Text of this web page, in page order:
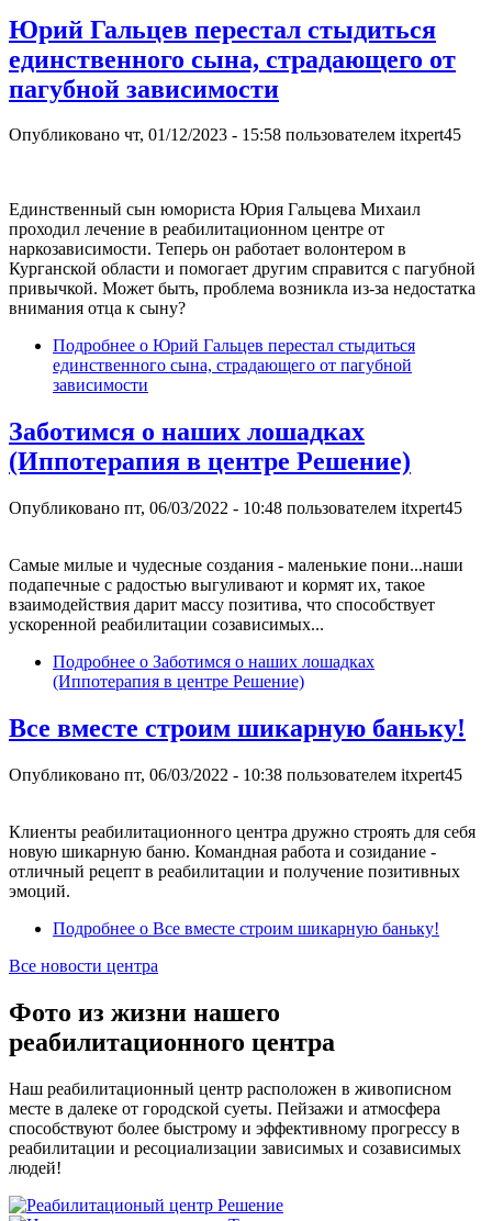
Юрий Гальцев перестал стыдиться
единственного сына, страдающего от
пагубной зависимости
Опубликовано чт, 01/12/2023 - 15:58 пользователем itxpert45
Единственный сын юмориста Юрия Гальцева Михаил
проходил лечение в реабилитационном центре от
наркозависимости. Теперь он работает волонтером в
Курганской области и помогает другим справится с пагубной
привычкой. Может быть, проблема возникла из-за недостатка
внимания отца к сыну?
Подробнее о Юрий Гальцев перестал стыдиться
единственного сына, страдающего от пагубной
зависимости
Заботимся о наших лошадках
(Иппотерапия в центре Решение)
Опубликовано пт, 06/03/2022 - 10:48 пользователем itxpert45
Самые милые и чудесные создания - маленькие пони...наши
подапечные с радостью выгуливают и кормят их, такое
взаимодействия дарит массу позитива, что способствует
ускоренной реабилитации созависимых...
Подробнее о Заботимся о наших лошадках
(Иппотерапия в центре Решение)
Все вместе строим шикарную баньку!
Опубликовано пт, 06/03/2022 - 10:38 пользователем itxpert45
Клиенты реабилитационного центра дружно строять для себя
новую шикарную баню. Командная работа и созидание -
отличный рецепт в реабилитации и получение позитивных
эмоций.
Подробнее о Все вместе строим шикарную баньку!
Все новости центра
Фото из жизни нашего
реабилитационного центра
Наш реабилитационный центр расположен в живописном
месте в далеке от городской суеты. Пейзажи и атмосфера
способствуют более быстрому и эффективному прогрессу в
реабилитации и ресоциализации зависимых и созависимых
людей!